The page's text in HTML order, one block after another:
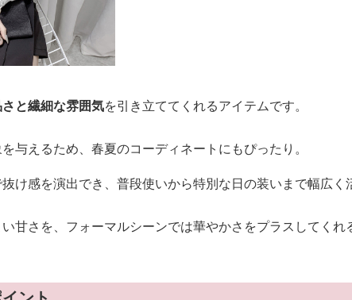
と繊細な雰囲気を引き立ててくれるアイテムです。
与えるため、春夏のコーディネートにもぴったり。
け感を演出でき、普段使いから特別な日の装いまで幅広く
甘さを、フォーマルシーンでは華やかさをプラスしてくれ